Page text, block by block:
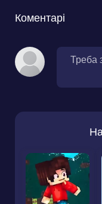
Коментарі
Треба